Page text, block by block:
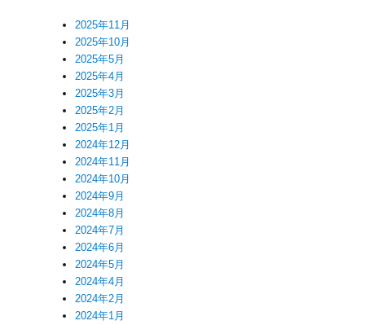
2025年11月
2025年10月
2025年5月
2025年4月
2025年3月
2025年2月
2025年1月
2024年12月
2024年11月
2024年10月
2024年9月
2024年8月
2024年7月
2024年6月
2024年5月
2024年4月
2024年2月
2024年1月